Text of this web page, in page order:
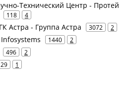
Технический Центр - Протей
118 4
Астра - Группа Астра 3072 2
1440 2
496 2
29 1